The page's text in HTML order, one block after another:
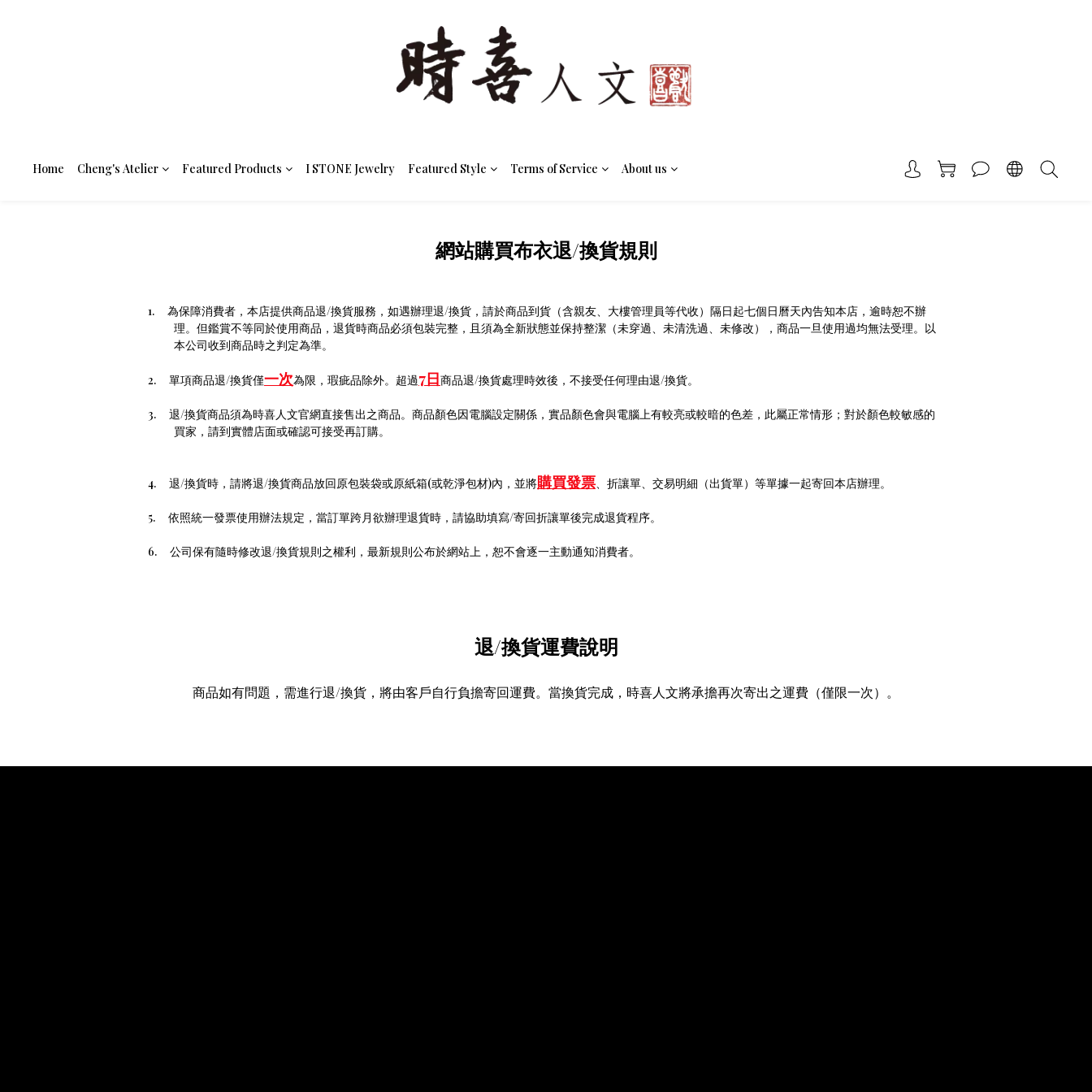
Home Cheng's Atelier Featured Products I STONE Jewelry Featured Style Terms of Service About us
網站購買布衣退/換貨規則
1. 為保障消費者，本店提供商品退/換貨服務，如遇辦理退/換貨，請於商品到貨（含親友、大樓管理員等代收）隔日起七個日曆天內告知本店，逾時恕不辦
理。但鑑賞不等同於使用商品，退貨時商品必須包裝完整，且須為全新狀態並保持整潔（未穿過、未清洗過、未修改） ，商品一旦使用過均無法受理。 以
本公司收到商品時之判定為準。
2. 單項商品退/換貨僅一次為限，瑕疵品除外。 超過7日商品退/換貨處理時效後，不接受任何理由退/換貨。
3. 退/換貨商品須為時喜人文官網直接售出之商品。商品顏色因電腦設定關係，實品顏色會與電腦上有較亮或較暗的色差，此屬正常情形；對於顏色較敏感的
買家，請到實體店面或確認可接受再訂購。
4. 退/換貨時，請將退/換貨商品放回原包裝袋或原紙箱(或乾淨包材)內 ，並將購買發票、折讓單、交易明細（出貨單）等單據一起寄回本店辦理。
5. 依照統一發票使用辦法規定，當訂單跨月欲辦理退貨時，請協助填寫/寄回折讓單後完成退貨程序。
6. 公司保有隨時修改退/換貨規則之權利，最新規則公布於網站上，恕不會逐一主動通知消費者。
退/換貨運費說明
商品如有問題，需進行退/換貨，將由客戶自行負擔寄回運費。當換貨完成，時喜人文將承擔再次寄出之運費（僅限一次）。